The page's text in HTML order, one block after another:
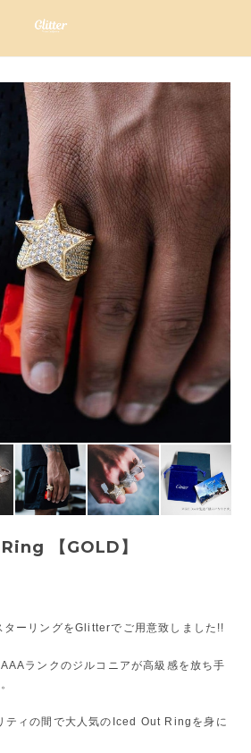
【GOLD】
ターリングをGlitterでご用意致しました!!
ランクのジルコニアが高級感を放ち手
ティの間で大人気のIced Out Ringを身に